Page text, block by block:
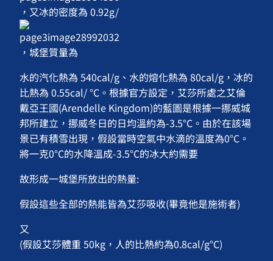
，又冰的密度為 0.92g/
，城堡質量為
水的汽化熱為 540cal/g、水的熔化熱為 80cal/g，冰的
比熱為 0.55cal/ °C。根據官方設定，艾莎所處之艾倫
戴亞王國(Arendelle Kingdom)的藍圖是根據一挪威城
邦所建立，挪威冬日的日均溫約為-3.5°C。由於在該場
景已有積雪出現，假設當時空氣中水滴的溫度為0°C。
將一克0°C的水降溫成-3.5°C的冰大約需要
故形成一城堡所放出的熱量:
假設這些全部的熱能皆為艾莎吸收(畢竟他是施術者)
又
(假設艾莎體重 50kg，人的比熱約為0.8cal/g°C)